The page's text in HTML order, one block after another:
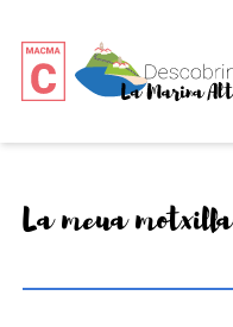
La meua motxilla